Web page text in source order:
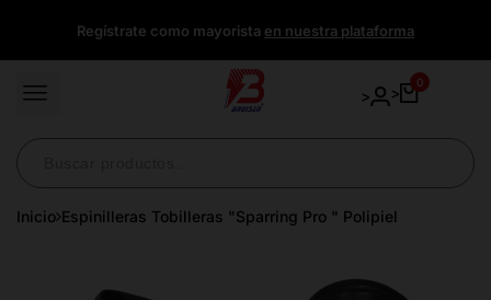
Regístrate como mayorista en nuestra plataforma
> >
0
Inicio Espinilleras Tobilleras "Sparring Pro " Polipiel
directamente
al
contenido